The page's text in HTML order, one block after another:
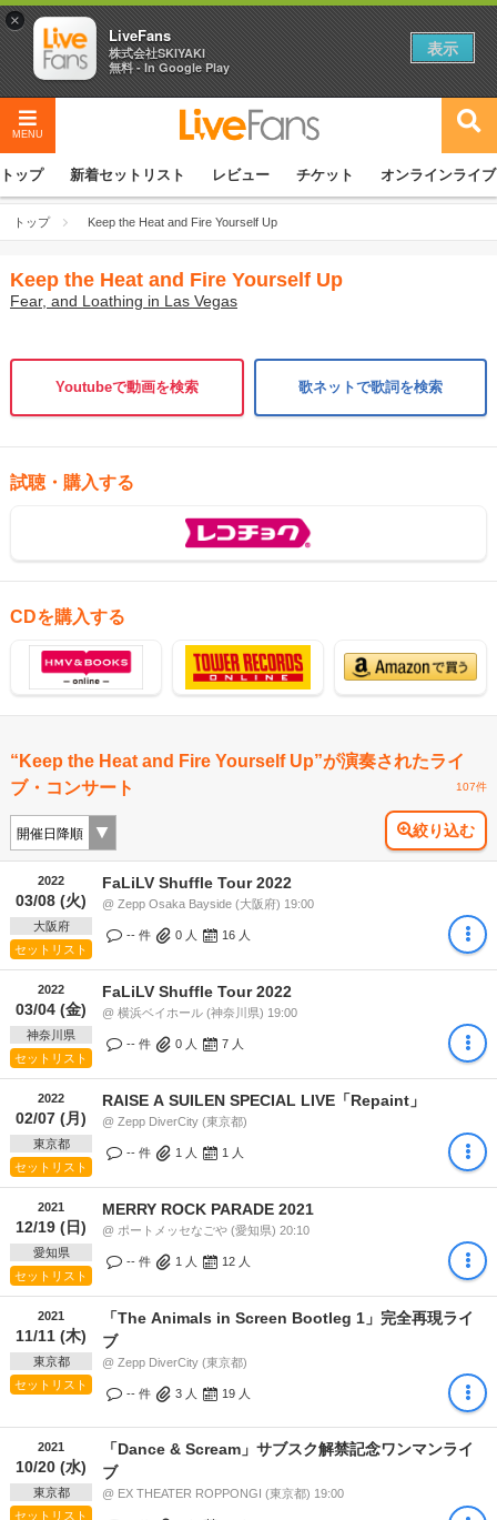
MENU
トップ 新着セットリスト レビュー チケット オンラインライブ
トップ Keep the Heat and Fire Yourself Up
Keep the Heat and Fire Yourself Up
Fear, and Loathing in Las Vegas
Youtubeで動画を検索 歌ネットで歌詞を検索
試聴・購入する
CDを購入する
“Keep the Heat and Fire Yourself Up”が演奏されたライ
ブ・コンサート
107件
絞り込む
2022
03/08 (火)
大阪府
セットリスト
FaLiLV Shuffle Tour 2022
@ Zepp Osaka Bayside (大阪府) 19:00
-- 件 0 人 16 人
2022
03/04 (金)
神奈川県
セットリスト
FaLiLV Shuffle Tour 2022
@ 横浜ベイホール (神奈川県) 19:00
-- 件 0 人 7 人
2022
02/07 (月)
東京都
セットリスト
RAISE A SUILEN SPECIAL LIVE「Repaint」
@ Zepp DiverCity (東京都)
-- 件 1 人 1 人
2021
12/19 (日)
愛知県
セットリスト
MERRY ROCK PARADE 2021
@ ポートメッセなごや (愛知県) 20:10
-- 件 1 人 12 人
2021
11/11 (木)
東京都
セットリスト
「The Animals in Screen Bootleg 1」完全再現ライ
ブ
@ Zepp DiverCity (東京都)
-- 件 3 人 19 人
2021
10/20 (水)
東京都
セットリスト
「Dance & Scream」サブスク解禁記念ワンマンライ
ブ
@ EX THEATER ROPPONGI (東京都) 19:00
×
LiveFans
株式会社SKIYAKI
無料 - In Google Play
表示